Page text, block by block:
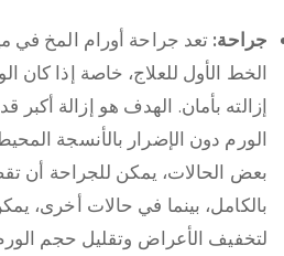
جراحة: تعد جراحة أورام المخ في
الخط الأول للعلاج، خاصة إذا كان
إزالته بأمان. الهدف هو إزالة
الورم دون الإضرار بالأنسجة
بعض الحالات، يمكن للجراحة أن
بالكامل، بينما في حالات أخرى،
لتخفيف الأعراض وتقليل حجم